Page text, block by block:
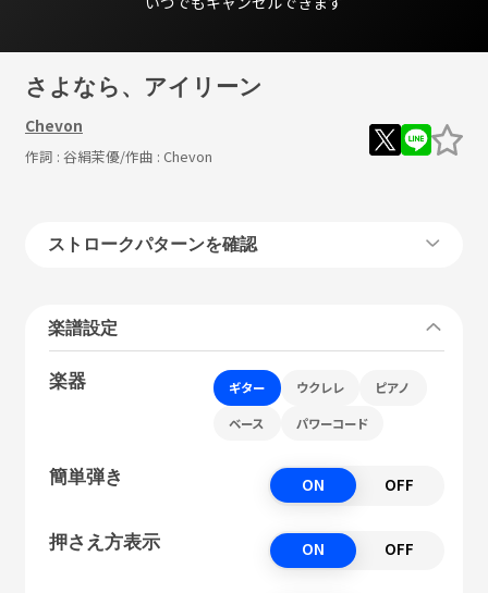
さよなら、アイリーン
Chevon
作詞 : 谷絹茉優/作曲 : Chevon
ストロークパターンを確認
楽譜設定
楽器 ギター ウクレレ ピアノ
ベース パワーコード
簡単弾き ON OFF
押さえ方表示 ON OFF